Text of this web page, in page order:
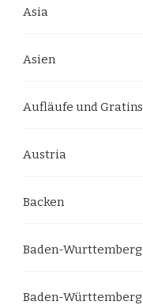
Asia
Asien
Aufläufe und Gratins
Austria
Backen
Baden-Wurttemberg
Baden-Württemberg